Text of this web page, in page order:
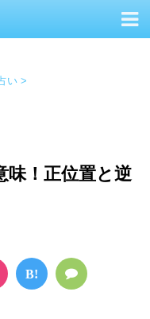
い >
味！正位置と逆
B!